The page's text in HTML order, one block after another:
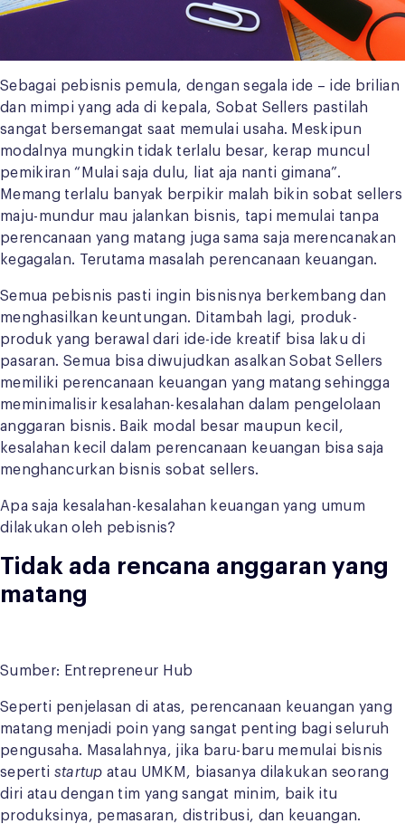
Sebagai pebisnis pemula, dengan segala ide – ide brilian
dan mimpi yang ada di kepala, Sobat Sellers pastilah
sangat bersemangat saat memulai usaha. Meskipun
modalnya mungkin tidak terlalu besar, kerap muncul
pemikiran “Mulai saja dulu, liat aja nanti gimana”.
Memang terlalu banyak berpikir malah bikin sobat sellers
maju-mundur mau jalankan bisnis, tapi memulai tanpa
perencanaan yang matang juga sama saja merencanakan
kegagalan. Terutama masalah perencanaan keuangan.
Semua pebisnis pasti ingin bisnisnya berkembang dan
menghasilkan keuntungan. Ditambah lagi, produk-
produk yang berawal dari ide-ide kreatif bisa laku di
pasaran. Semua bisa diwujudkan asalkan Sobat Sellers
memiliki perencanaan keuangan yang matang sehingga
meminimalisir kesalahan-kesalahan dalam pengelolaan
anggaran bisnis. Baik modal besar maupun kecil,
kesalahan kecil dalam perencanaan keuangan bisa saja
menghancurkan bisnis sobat sellers.
Apa saja kesalahan-kesalahan keuangan yang umum
dilakukan oleh pebisnis?
Tidak ada rencana anggaran yang
matang
Sumber: Entrepreneur Hub
Seperti penjelasan di atas, perencanaan keuangan yang
matang menjadi poin yang sangat penting bagi seluruh
pengusaha. Masalahnya, jika baru-baru memulai bisnis
seperti startupatau UMKM, biasanya dilakukan seorang
diri atau dengan tim yang sangat minim, baik itu
produksinya, pemasaran, distribusi, dan keuangan.